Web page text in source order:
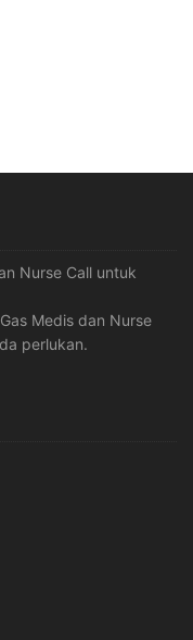
Nurse Call untuk
Medis dan Nurse
perlukan.